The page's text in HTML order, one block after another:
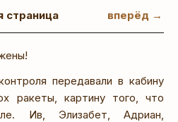
страница вперёд →
передавали в кабину
ракеты, картину того, что
Ив, Элизабет, Адриан,